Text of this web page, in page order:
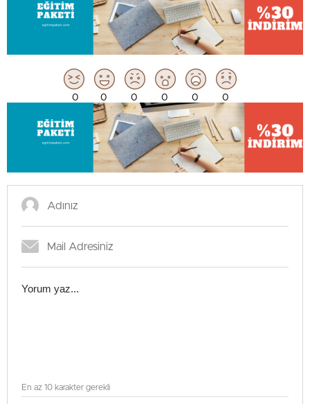
0 0 0 0 0 0
En az 10 karakter gerekli